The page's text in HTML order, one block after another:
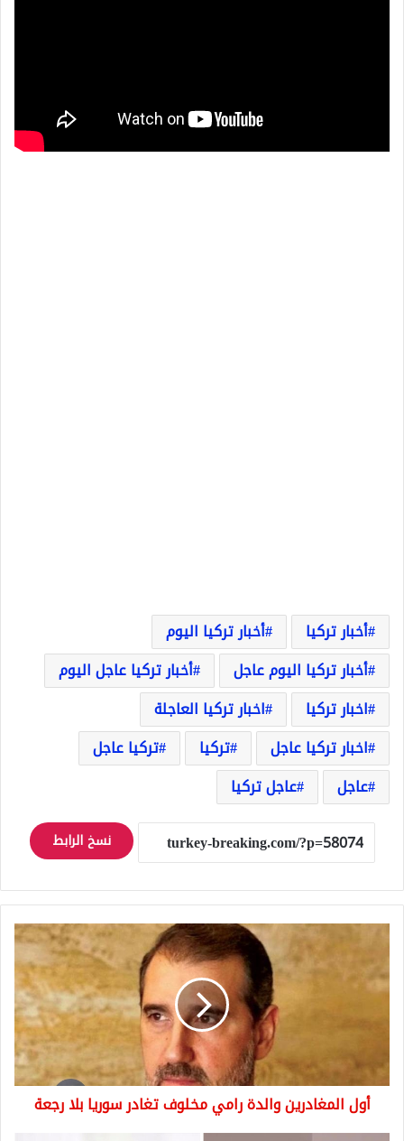
أخبار تركيا
أخبار تركيا اليوم
أخبار تركيا اليوم عاجل
أخبار تركيا عاجل اليوم
اخبار تركيا
اخبار تركيا العاجلة
اخبار تركيا عاجل
تركيا
تركيا عاجل
عاجل
عاجل تركيا
نسخ الرابط
أول
المغادرين
والدة
رامي
بلا
رجعة
أول المغادرين والدة رامي مخلوف تغادر سوريا بلا رجعة